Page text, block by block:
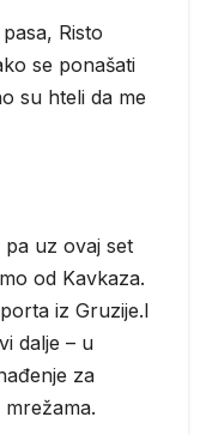
Risto
se ponašati
su hteli da me
pa uz ovaj set
od Kavkaza.
iz Gruzije.I
dalje – u
za